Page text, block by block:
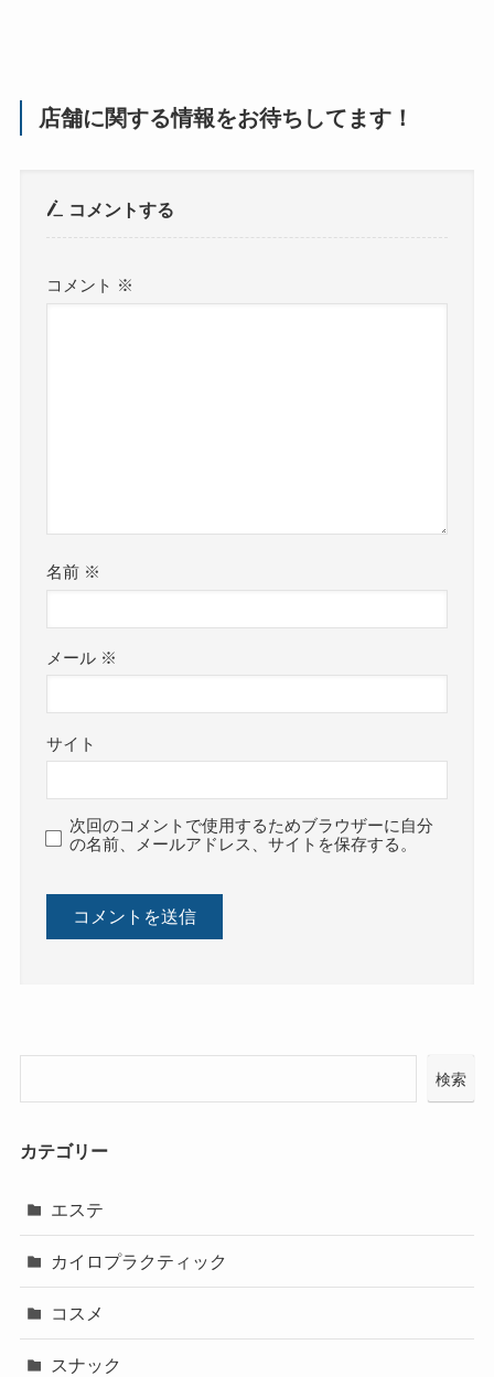
店舗に関する情報をお待ちしてます！
コメントする
コメント ※
名前 ※
メール ※
サイト
次回のコメントで使用するためブラウザーに自分
の名前、メールアドレス、サイトを保存する。
検索
カテゴリー
エステ
カイロプラクティック
コスメ
スナック